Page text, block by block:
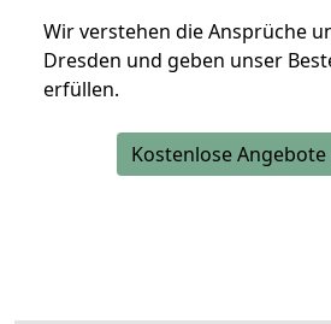
Wir verstehen die Ansprüche
Dresden und geben unser
erfüllen.
Kostenlose